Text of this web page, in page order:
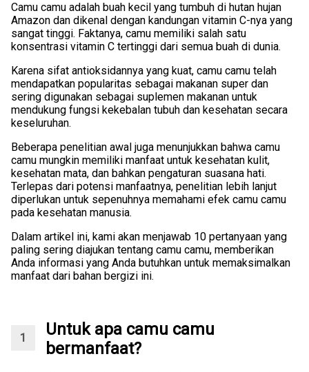
Camu camu adalah buah kecil yang tumbuh di hutan hujan
Amazon dan dikenal dengan kandungan vitamin C-nya yang
sangat tinggi. Faktanya, camu memiliki salah satu
konsentrasi vitamin C tertinggi dari semua buah di dunia.
Karena sifat antioksidannya yang kuat, camu camu telah
mendapatkan popularitas sebagai makanan super dan
sering digunakan sebagai suplemen makanan untuk
mendukung fungsi kekebalan tubuh dan kesehatan secara
keseluruhan.
Beberapa penelitian awal juga menunjukkan bahwa camu
camu mungkin memiliki manfaat untuk kesehatan kulit,
kesehatan mata, dan bahkan pengaturan suasana hati.
Terlepas dari potensi manfaatnya, penelitian lebih lanjut
diperlukan untuk sepenuhnya memahami efek camu camu
pada kesehatan manusia.
Dalam artikel ini, kami akan menjawab 10 pertanyaan yang
paling sering diajukan tentang camu camu, memberikan
Anda informasi yang Anda butuhkan untuk memaksimalkan
manfaat dari bahan bergizi ini.
Untuk apa camu camu
bermanfaat?